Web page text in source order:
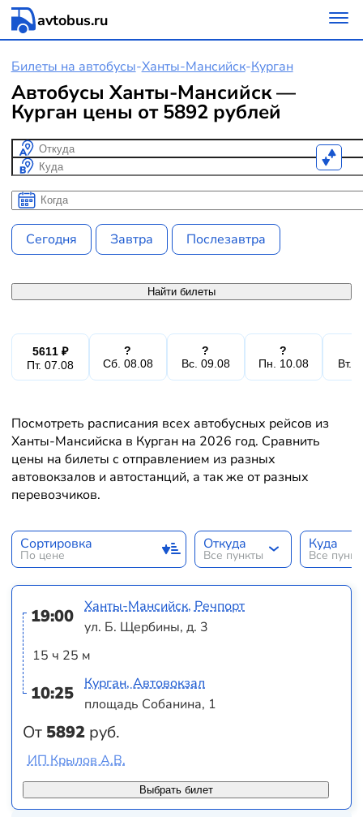
avtobus.ru
Билеты на автобусы-Ханты-Мансийск-Курган
Автобусы Ханты-Мансийск —
Курган цены от 5892 рублей
Откуда
Куда
Когда
Когда
Сегодня Завтра Послезавтра
Найти билеты
5611 ₽
Пт. 07.08
?
Сб. 08.08
?
Вс. 09.08
?
Пн. 10.08
Вт.
Посмотреть расписания всех автобусных рейсов из
Ханты-Мансийска в Курган на 2026 год. Сравнить
цены на билеты с отправлением из разных
автовокзалов и автостанций, а так же от разных
перевозчиков.
Сортировка
По цене
Откуда
Все пункты
Куда
Все
19:00
15 ч 25 м
10:25
От 5892 руб.
Ханты-Мансийск, Речпорт
ул. Б. Щербины, д. 3
Курган, Автовокзал
площадь Собанина, 1
Выбрать билет
ИП Крылов А.В.